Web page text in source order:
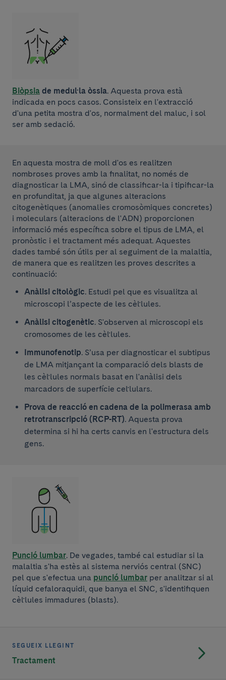
Biòpsia de medul·la òssia. Aquesta prova està
indicada en pocs casos. Consisteix en l'extracció
d'una petita mostra d'os, normalment del maluc, i sol
ser amb sedació.
En aquesta mostra de moll d'os es realitzen
nombroses proves amb la finalitat, no només de
diagnosticar la LMA, sinó de classificar-la i tipificar-la
en profunditat, ja que algunes alteracions
citogenètiques (anomalies cromosòmiques concretes)
i moleculars (alteracions de l'ADN) proporcionen
informació més específica sobre el tipus de LMA, el
pronòstic i el tractament més adequat. Aquestes
dades també són útils per al seguiment de la malaltia,
de manera que es realitzen les proves descrites a
continuació:
Anàlisi citològic. Estudi pel que es visualitza al
microscopi l’aspecte de les cèl·lules.
Anàlisi citogenètic. S'observen al microscopi els
cromosomes de les cèl·lules.
Immunofenotip. S’usa per diagnosticar el subtipus
de LMA mitjançant la comparació dels blasts de
les cèl·lules normals basat en l'anàlisi dels
marcadors de superfície cel·lulars.
Prova de reacció en cadena de la polimerasa amb
retrotranscripció (RCP-RT). Aquesta prova
determina si hi ha certs canvis en l'estructura dels
gens.
Punció lumbar. De vegades, també cal estudiar si la
malaltia s'ha estès al sistema nerviós central (SNC)
pel que s'efectua una punció lumbar per analitzar si al
líquid cefaloraquidi, que banya el SNC, s'identifiquen
cèl·lules immadures (blasts).
SEGUEIX LLEGINT
Tractament